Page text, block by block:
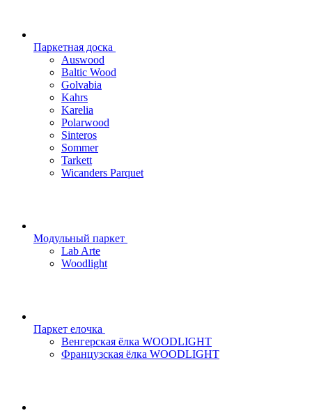
Паркетная доска
Auswood
Baltic Wood
Golvabia
Kahrs
Karelia
Polarwood
Sinteros
Sommer
Tarkett
Wicanders Parquet
Модульный паркет
Lab Arte
Woodlight
Паркет елочка
Венгерская ёлка WOODLIGHT
Французская ёлка WOODLIGHT